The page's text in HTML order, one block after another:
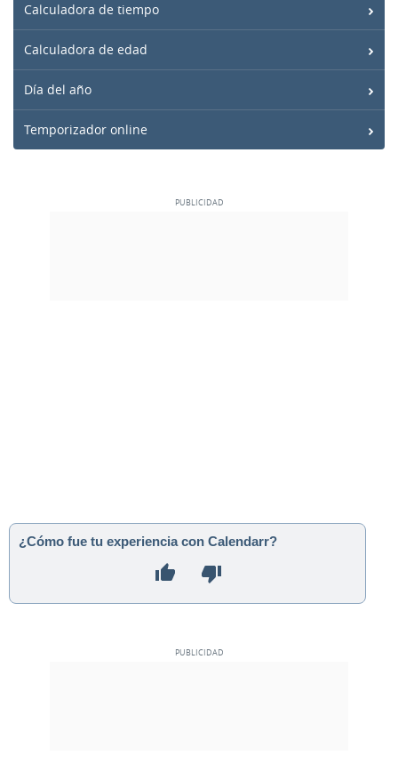
Calculadora de tiempo
Calculadora de edad
Día del año
Temporizador online
¿Cómo fue tu experiencia con Calendarr?